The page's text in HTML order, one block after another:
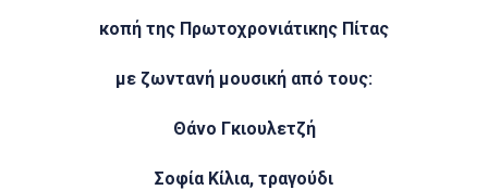
κοπή της Πρωτοχρονιάτικης Πίτας
με ζωντανή μουσική από τους:
Θάνο Γκιουλετζή
Σοφία Κίλια, τραγούδι